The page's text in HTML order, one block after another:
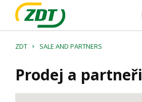
ZDT SALE AND PARTNERS
Prodej a partneři